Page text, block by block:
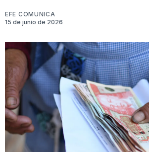
EFE COMUNICA
15 de junio de 2026